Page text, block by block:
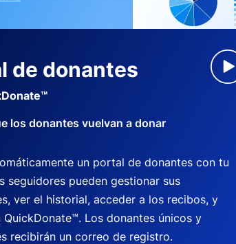
de donantes
los donantes vuelvan a donar
un portal de donantes con tu
seguidores pueden gestionar sus
ver el historial, acceder a los recibos, y
Los donantes únicos y
recibirán un correo de registro.